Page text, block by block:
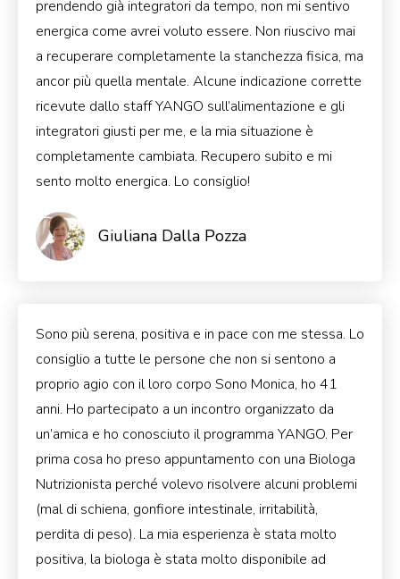
prendendo già integratori da tempo, non mi sentivo
energica come avrei voluto essere. Non riuscivo mai
a recuperare completamente la stanchezza fisica, ma
ancor più quella mentale. Alcune indicazione corrette
ricevute dallo staff YANGO sull’alimentazione e gli
integratori giusti per me, e la mia situazione è
completamente cambiata. Recupero subito e mi
sento molto energica. Lo consiglio!
Giuliana Dalla Pozza
Sono più serena, positiva e in pace con me stessa. Lo
consiglio a tutte le persone che non si sentono a
proprio agio con il loro corpo Sono Monica, ho 41
anni. Ho partecipato a un incontro organizzato da
un’amica e ho conosciuto il programma YANGO. Per
prima cosa ho preso appuntamento con una Biologa
Nutrizionista perché volevo risolvere alcuni problemi
(mal di schiena, gonfiore intestinale, irritabilità,
perdita di peso). La mia esperienza è stata molto
positiva, la biologa è stata molto disponibile ad